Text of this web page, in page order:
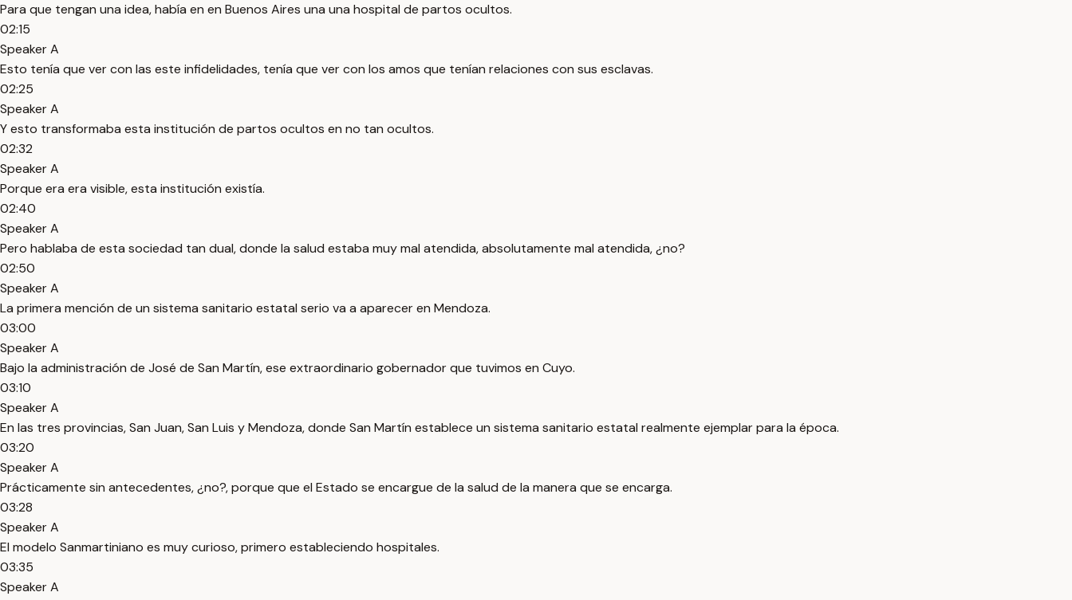
Para que tengan una idea, había en en Buenos Aires una una hospital de partos ocultos.
02:15
Speaker A
Esto tenía que ver con las este infidelidades, tenía que ver con los amos que tenían relaciones con sus esclavas.
02:25
Speaker A
Y esto transformaba esta institución de partos ocultos en no tan ocultos.
02:32
Speaker A
Porque era era visible, esta institución existía.
02:40
Speaker A
Pero hablaba de esta sociedad tan dual, donde la salud estaba muy mal atendida, absolutamente mal atendida, ¿no?
02:50
Speaker A
La primera mención de un sistema sanitario estatal serio va a aparecer en Mendoza.
03:00
Speaker A
Bajo la administración de José de San Martín, ese extraordinario gobernador que tuvimos en Cuyo.
03:10
Speaker A
En las tres provincias, San Juan, San Luis y Mendoza, donde San Martín establece un sistema sanitario estatal realmente ejemplar para la época.
03:20
Speaker A
Prácticamente sin antecedentes, ¿no?, porque que el Estado se encargue de la salud de la manera que se encarga.
03:28
Speaker A
El modelo Sanmartiniano es muy curioso, primero estableciendo hospitales.
03:35
Speaker A